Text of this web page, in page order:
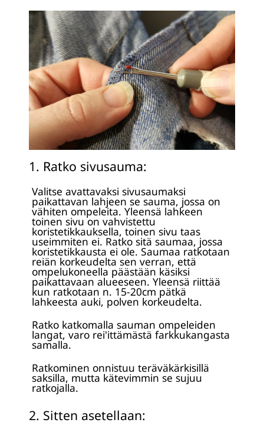
1. Ratko sivusauma:
Valitse avattavaksi sivusaumaksi
paikattavan lahjeen se sauma, jossa on
vähiten ompeleita. Yleensä lahkeen
toinen sivu on vahvistettu
koristetikkauksella, toinen sivu taas
useimmiten ei. Ratko sitä saumaa, jossa
koristetikkausta ei ole. Saumaa ratkotaan
reiän korkeudelta sen verran, että
ompelukoneella päästään käsiksi
paikattavaan alueeseen. Yleensä riittää
kun ratkotaan n. 15-20cm pätkä
lahkeesta auki, polven korkeudelta.
Ratko katkomalla sauman ompeleiden
langat, varo rei'ittämästä farkkukangasta
samalla.
Ratkominen onnistuu teräväkärkisillä
saksilla, mutta kätevimmin se sujuu
ratkojalla.
2. Sitten asetellaan: